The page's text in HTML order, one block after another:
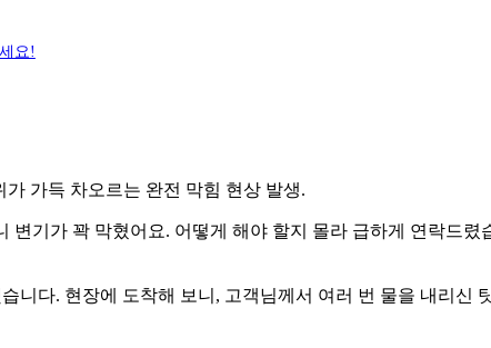
요!
가득 차오르는 완전 막힘 현상 발생.
변기가 꽉 막혔어요. 어떻게 해야 할지 몰라 급하게 연락드렸
니다. 현장에 도착해 보니, 고객님께서 여러 번 물을 내리신